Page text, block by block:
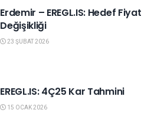
Erdemir – EREGL.IS: Hedef Fiyat
Değişikliği
23 ŞUBAT 2026
EREGL.IS: 4Ç25 Kar Tahmini
15 OCAK 2026